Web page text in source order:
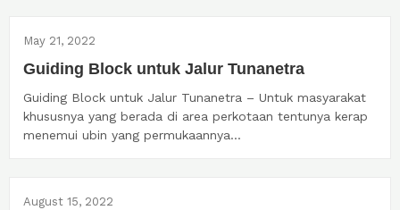
May 21, 2022
Guiding Block untuk Jalur Tunanetra
Guiding Block untuk Jalur Tunanetra – Untuk masyarakat
khususnya yang berada di area perkotaan tentunya kerap
menemui ubin yang permukaannya...
August 15, 2022